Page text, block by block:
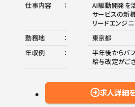
仕事内容
AI駆動開発を
サービスの新
リードエンジ
勤務地
東京都
年収例
半年後からパ
給与改定がござ
求人詳細